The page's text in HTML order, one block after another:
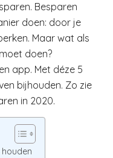
Besparen
doen: door je
Maar wat als
doen?
app. Met déze 5
bijhouden. Zo zie
in 2020.